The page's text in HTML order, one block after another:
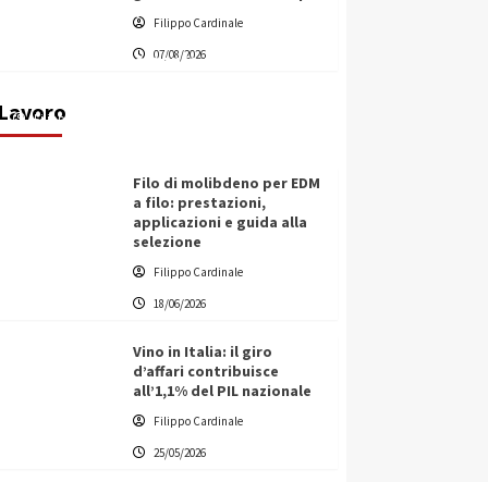
Filippo Cardinale
07/08/2026
Lavoro
L’ingegnere saccense Buscarnera
partner chiave di un progetto
transnazionale per la transizione
Filippo Cardinale
Filo di molibdeno per EDM
a filo: prestazioni,
applicazioni e guida alla
selezione
Filippo Cardinale
18/06/2026
Vino in Italia: il giro
d’affari contribuisce
all’1,1% del PIL nazionale
Filippo Cardinale
25/05/2026